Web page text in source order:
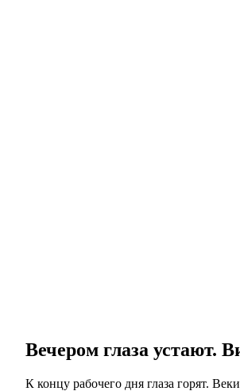
Вечером глаза устают.
К концу рабочего дня глаза горят.